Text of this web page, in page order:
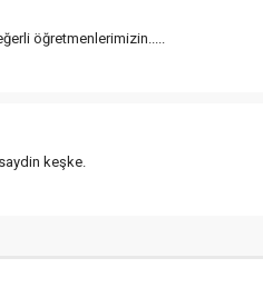
öğretmenlerimizin.....
keşke.